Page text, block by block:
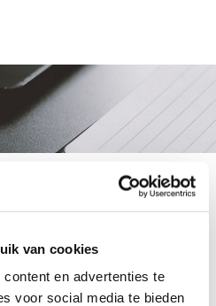
van cookies
en advertenties te
voor social media te bieden
interesse/plezier,
agitatie, vermoeidheid